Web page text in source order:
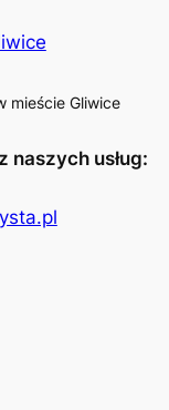
mieście Gliwice
naszych usług: